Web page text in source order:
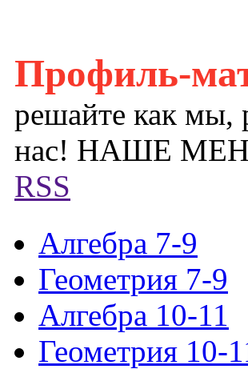
Профиль-
решайте как мы,
нас! НАШЕ
RSS
Алгебра 7-9
Геометрия 7-9
Алгебра 10-11
Геометрия 10-